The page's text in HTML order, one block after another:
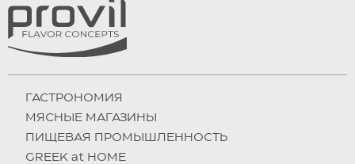
ГАСТРОНОМИЯ
МЯСНЫЕ МАГАЗИНЫ
ПИЩЕВАЯ ПРОМЫШЛЕННОСТЬ
GREEK at HOME